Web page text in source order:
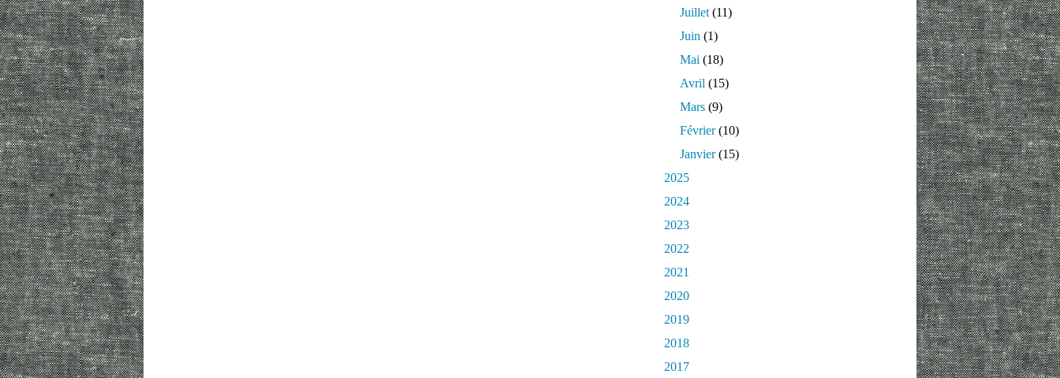
Juillet (11)
Juin (1)
Mai (18)
Avril (15)
Mars (9)
Février(10)
Janvier(15)
2025
2024
2023
2022
2021
2020
2019
2018
2017